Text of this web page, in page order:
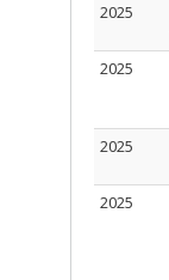
2025
2025
2025
2025